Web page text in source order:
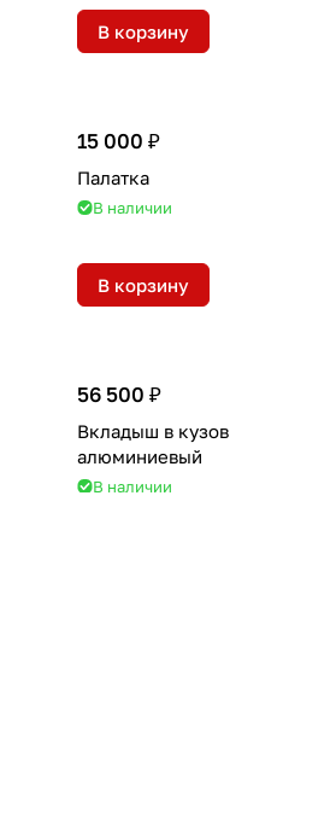
В корзину
15 000 ₽
Палатка
В наличии
В корзину
56 500 ₽
Вкладыш в кузов
алюминиевый
В наличии